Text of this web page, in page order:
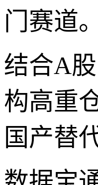
门赛道。
结合A
构高重
国产替